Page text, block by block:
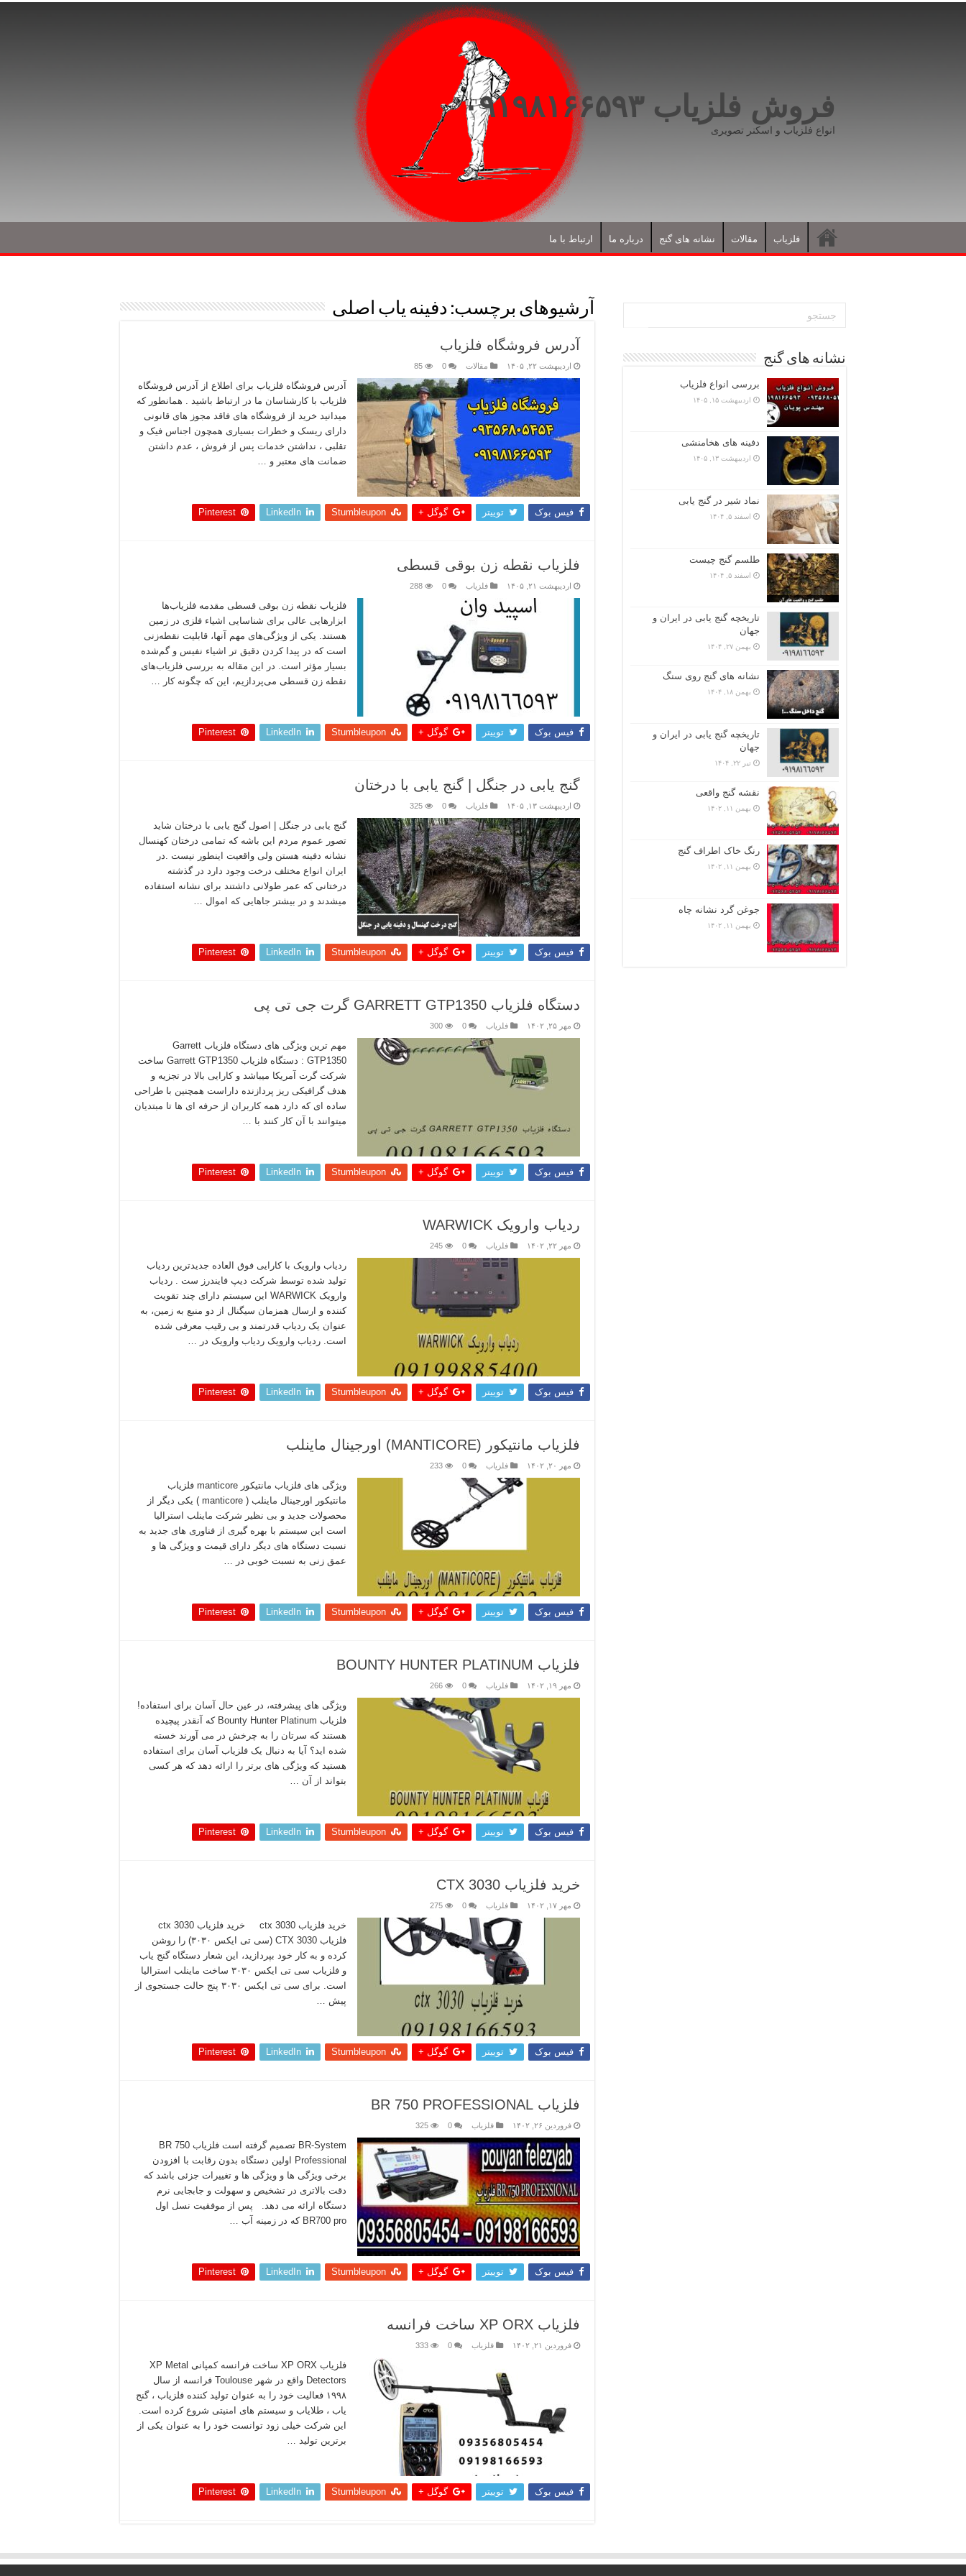
فروش فلزیاب ۰۹۱۹۸۱۶۶۵۹۳
انواع فلزیاب و اسکنر تصویری
فلزیاب مقالات نشانه های گنج درباره ما ارتباط با ما
آرشیوهای برچسب: دفینه یاب اصلی
آدرس فروشگاه فلزیاب
اردیبهشت ۲۲, ۱۴۰۵ مقالات 0
85
آدرس فروشگاه فلزیاب برای اطلاع از آدرس فروشگاه
فلزیاب با کارشناسان ما در ارتباط باشید . همانطور که
میدانید خرید از فروشگاه های فاقد مجوز های قانونی
دارای ریسک و خطرات بسیاری همچون اجناس فیک و
تقلبی ، نداشتن خدمات پس از فروش ، عدم داشتن
ضمانت های معتبر و …
فیس بوک توییتر گوگل + Stumbleupon
LinkedIn
Pinterest
فلزیاب نقطه زن بوقی قسطی
اردیبهشت ۲۱, ۱۴۰۵ فلزیاب 0
288
فلزیاب نقطه زن بوقی قسطی مقدمه فلزیاب‌ها
ابزارهایی عالی برای شناسایی اشیاء فلزی در زمین
هستند. یکی از ویژگی‌های مهم آنها، قابلیت نقطه‌زنی
است که در پیدا کردن دقیق تر اشیاء نفیس و گم‌شده
بسیار مؤثر است. در این مقاله به بررسی فلزیاب‌های
نقطه زن قسطی می‌پردازیم، این که چگونه کار …
فیس بوک توییتر گوگل + Stumbleupon
LinkedIn
Pinterest
گنج یابی در جنگل | گنج یابی با درختان
اردیبهشت ۱۳, ۱۴۰۵ فلزیاب 0
325
گنج یابی در جنگل | اصول گنج یابی با درختان شاید
تصور عموم مردم این باشه که تمامی درختان کهنسال
نشانه دفینه هستن ولی واقعیت اینطور نیست .در
ایران انواع مختلف درخت وجود دارد در گذشته
درختانی که عمر طولانی داشتند برای نشانه استفاده
میشدند و در بیشتر جاهایی که اموال …
فیس بوک توییتر گوگل + Stumbleupon
LinkedIn
Pinterest
دستگاه فلزیاب GARRETT GTP1350 گرت جی تی پی
مهر ۲۵, ۱۴۰۲ فلزیاب 0
300
مهم ترین ویژگی های دستگاه فلزیاب Garrett
GTP1350 : دستگاه فلزیاب Garrett GTP1350 ساخت
شرکت گرت آمریکا میباشد و کارایی بالا در تجزیه و
هدف گرافیکی ریز پردازنده داراست همچنین با طراحی
ساده ای که دارد همه کاربران از حرفه ای ها تا مبتدیان
میتوانند با آن کار کنند با …
فیس بوک توییتر گوگل + Stumbleupon
LinkedIn
Pinterest
ردیاب وارویک WARWICK
مهر ۲۲, ۱۴۰۲ فلزیاب 0
245
ردیاب وارویک با کارایی فوق العاده جدیدترین ردیاب
تولید شده توسط شرکت دیپ فایندرز ست . ردیاب
وارویک WARWICK این سیستم دارای چند تقویت
کننده و ارسال همزمان سیگنال از دو منبع به زمین، به
عنوان یک ردیاب قدرتمند و بی رقیب معرفی شده
است. ردیاب وارویک ردیاب وارویک در …
فیس بوک توییتر گوگل + Stumbleupon
LinkedIn
Pinterest
فلزیاب مانتیکور (MANTICORE) اورجینال ماینلب
مهر ۲۰, ۱۴۰۲ فلزیاب 0
233
ویژگی های فلزیاب مانتیکور manticore فلزیاب
مانتیکور اورجینال ماینلب ( manticore ) یکی دیگر از
محصولات جدید و بی نظیر شرکت ماینلب استرالیا
است این سیستم با بهره گیری از فناوری های جدید به
نسبت دستگاه های دیگر دارای قیمت و ویژگی ها و
عمق زنی به نسبت خوبی در …
فیس بوک توییتر گوگل + Stumbleupon
LinkedIn
Pinterest
فلزیاب BOUNTY HUNTER PLATINUM
مهر ۱۹, ۱۴۰۲ فلزیاب 0
266
ویژگی های پیشرفته، در عین حال آسان برای استفاده!
فلزیاب Bounty Hunter Platinum که آنقدر پیچیده
هستند که سرتان را به چرخش در می آورند خسته
شده اید؟ آیا به دنبال یک فلزیاب آسان برای استفاده
هستید که ویژگی های برتر را ارائه دهد که هر کسی
بتواند از آن …
فیس بوک توییتر گوگل + Stumbleupon
LinkedIn
Pinterest
خرید فلزیاب CTX 3030
مهر ۱۷, ۱۴۰۲ فلزیاب 0
275
خرید فلزیاب ctx 3030 خرید فلزیاب ctx 3030
فلزیاب CTX 3030 (سی تی ایکس ۳۰۳۰) را روشن
کرده و به کار خود بپردازید، این شعار دستگاه گنج یاب
و فلزیاب سی تی ایکس ۳۰۳۰ ساخت ماینلب استرالیا
است. برای سی تی ایکس ۳۰۳۰ پنج حالت جستجوی از
پیش …
فیس بوک توییتر گوگل + Stumbleupon
LinkedIn
Pinterest
فلزیاب BR 750 PROFESSIONAL
فروردین ۲۶, ۱۴۰۲ فلزیاب 0
325
BR-System تصمیم گرفته است فلزیاب BR 750
Professional اولین دستگاه بدون رقابت با افزودن
برخی ویژگی ها و ویژگی ها و تغییرات جزئی باشد که
دقت بالاتری در تشخیص و سهولت و جابجایی نرم
دستگاه ارائه می دهد. پس از موفقیت نسل اول
BR700 pro که در زمینه آب …
فیس بوک توییتر گوگل + Stumbleupon
LinkedIn
Pinterest
فلزیاب XP ORX ساخت فرانسه
فروردین ۲۱, ۱۴۰۲ فلزیاب 0
333
فلزیاب XP ORX ساخت فرانسه کمپانی XP Metal
Detectors واقع در شهر Toulouse فرانسه از سال
۱۹۹۸ فعالیت خود را به عنوان تولید کننده فلزیاب ، گنج
یاب ، طلایاب و سیستم های امنیتی شروع کرده است.
این شرکت خیلی زود توانست خود را به عنوان یکی از
برترین تولید …
فیس بوک توییتر گوگل + Stumbleupon
LinkedIn
Pinterest
نشانه های گنج
بررسی انواع فلزیاب
اردیبهشت ۱۵, ۱۴۰۵
دفینه های هخامنشی
اردیبهشت ۱۳, ۱۴۰۵
نماد شیر در گنج یابی
اسفند ۵, ۱۴۰۴
طلسم گنج چیست
اسفند ۵, ۱۴۰۴
تاریخچه گنج‌ یابی در ایران و
جهان
بهمن ۲۷, ۱۴۰۴
نشانه های گنج روی سنگ
بهمن ۱۸, ۱۴۰۴
تاریخچه گنج‌ یابی در ایران و
جهان
تیر ۲۲, ۱۴۰۴
نقشه گنج واقعی
بهمن ۱۱, ۱۴۰۲
رنگ خاک اطراف گنج
بهمن ۱۱, ۱۴۰۲
جوغن گرد نشانه چاه
بهمن ۱۱, ۱۴۰۲